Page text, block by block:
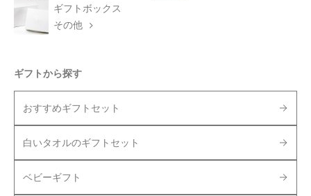
ギフトボックス
その他
ギフトから探す
おすすめギフトセット
白いタオルのギフトセット
ベビーギフト